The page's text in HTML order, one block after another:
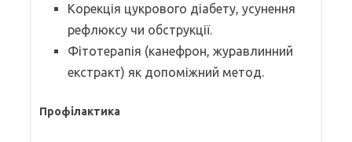
Корекція цукрового діабету, усунення
рефлюксу чи обструкції.
Фітотерапія (канефрон, журавлинний
екстракт) як допоміжний метод.
Профілактика